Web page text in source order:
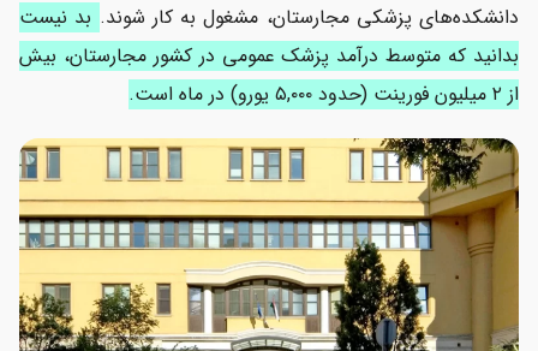
دانشکده‌های پزشکی مجارستان، مشغول به کار شوند. بد نیست
بدانید که متوسط درآمد پزشک عمومی در کشور مجارستان، بیش
از
(حدود ۵,۰۰۰ یورو) در ماه است.